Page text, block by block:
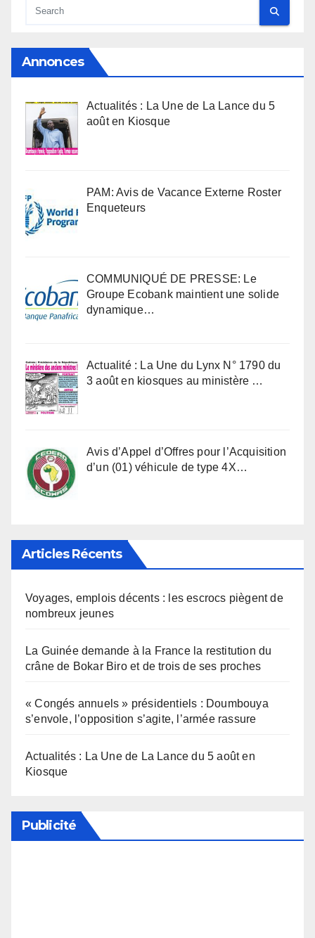
Annonces
Actualités : La Une de La Lance du 5
août en Kiosque
PAM: Avis de Vacance Externe Roster
Enqueteurs
COMMUNIQUÉ DE PRESSE: Le
Groupe Ecobank maintient une solide
dynamique…
Actualité : La Une du Lynx N° 1790 du
3 août en kiosques au ministère …
Avis d’Appel d’Offres pour l’Acquisition
d’un (01) véhicule de type 4X…
Articles Récents
Voyages, emplois décents : les escrocs piègent de
nombreux jeunes
La Guinée demande à la France la restitution du
crâne de Bokar Biro et de trois de ses proches
« Congés annuels » présidentiels : Doumbouya
s’envole, l’opposition s’agite, l’armée rassure
Actualités : La Une de La Lance du 5 août en
Kiosque
Publicité